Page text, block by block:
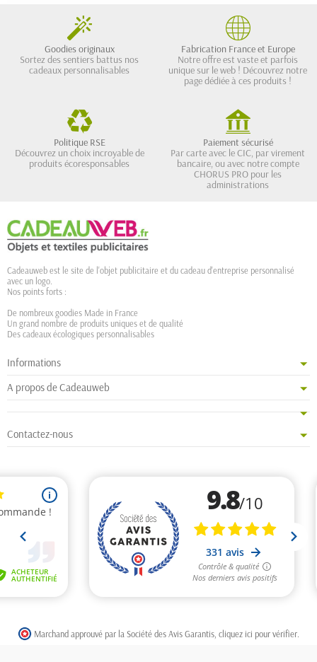
Goodies originaux
Sortez des sentiers battus nos
cadeaux personnalisables
Fabrication France et Europe
Notre offre est vaste et parfois
unique sur le web ! Découvrez notre
page dédiée à ces produits !
Politique RSE
Découvrez un choix incroyable de
produits écoresponsables
Paiement sécurisé
Par carte avec le CIC, par virement
bancaire, ou avec notre compte
CHORUS PRO pour les
administrations
Cadeauweb est le site de l'objet publicitaire et du cadeau d'entreprise personnalisé
avec un logo.
Nos points forts :
De nombreux goodies Made in France
Un grand nombre de produits uniques et de qualité
Des cadeaux écologiques personnalisables
Informations
A propos de Cadeauweb
Contactez-nous
Marchand approuvé par la Société des Avis Garantis, cliquez ici pour vérifier